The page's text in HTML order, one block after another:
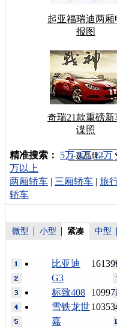
起亚福瑞迪两厢
报图
奇瑞21款重磅新
谍照
车型搜索：
精准搜索： 5万 8万 12万
万以上
两厢轿车 | 三厢轿车 | 旅
轿车
微型 小型 紧凑 中型
比亚迪
G3
标致408
雪铁龙世
嘉